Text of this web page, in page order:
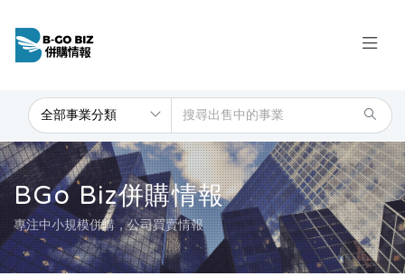
BGo Biz併購情報
專注中小規模併購，公司買賣情報